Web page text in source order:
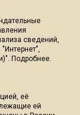
сведений,
Подробнее.
её
ей